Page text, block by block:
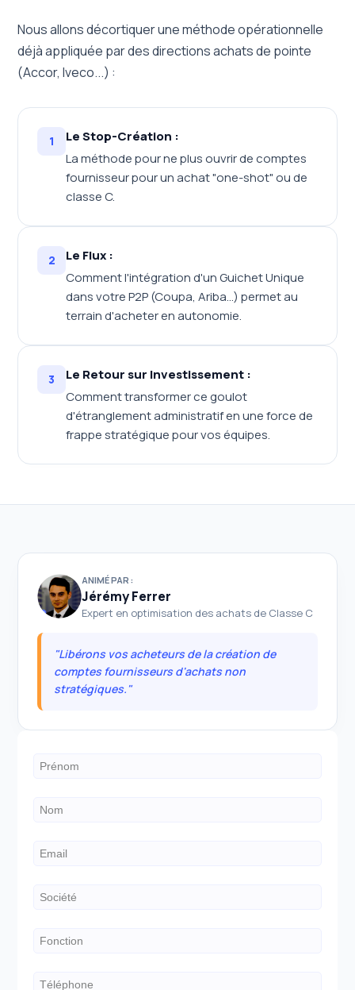
Nous allons décortiquer une méthode opérationnelle
déjà appliquée par des directions achats de pointe
(Accor, Iveco...) :
1
Le Stop-Création :
La méthode pour ne plus ouvrir de comptes
fournisseur pour un achat "one-shot" ou de
classe C.
2
Le Flux :
Comment l'intégration d'un Guichet Unique
dans votre P2P (Coupa, Ariba...) permet au
terrain d'acheter en autonomie.
3
Le Retour sur Investissement :
Comment transformer ce goulot
d'étranglement administratif en une force de
frappe stratégique pour vos équipes.
ANIMÉ PAR :
Jérémy Ferrer
Expert en optimisation des achats de Classe C
"Libérons vos acheteurs de la création de
comptes fournisseurs d'achats non
stratégiques."